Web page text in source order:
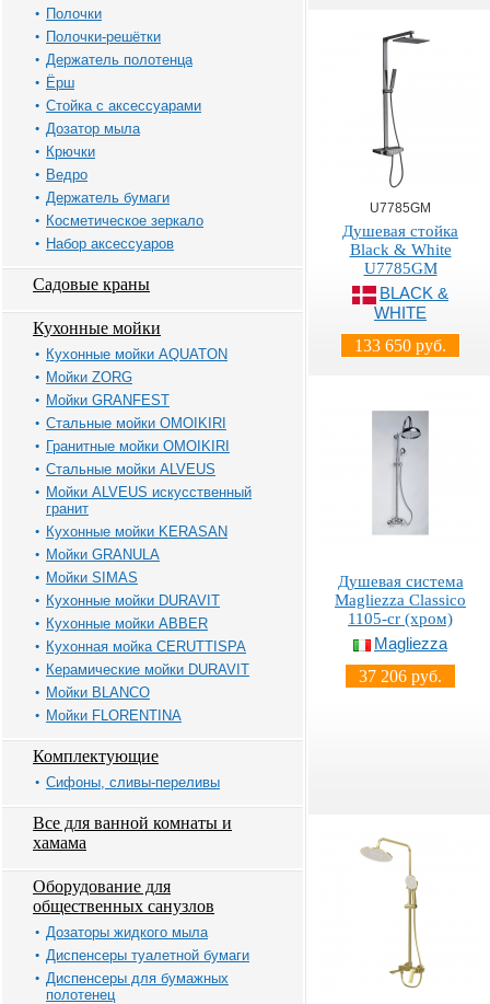
Полочки
Полочки-решётки
Держатель полотенца
Ёрш
Стойка с аксессуарами
Дозатор мыла
Крючки
Ведро
Держатель бумаги
Косметическое зеркало
Набор аксессуаров
Садовые краны
Кухонные мойки
Кухонные мойки AQUATON
Мойки ZORG
Мойки GRANFEST
Стальные мойки OMOIKIRI
Гранитные мойки OMOIKIRI
Стальные мойки ALVEUS
Мойки ALVEUS искусственный
гранит
Кухонные мойки KERASAN
Мойки GRANULA
Мойки SIMAS
Кухонные мойки DURAVIT
Кухонные мойки ABBER
Кухонная мойка CERUTTISPA
Керамические мойки DURAVIT
Мойки BLANCO
Мойки FLORENTINA
Комплектующие
Сифоны, сливы-переливы
Все для ванной комнаты и
хамама
Оборудование для
общественных санузлов
Дозаторы жидкого мыла
Диспенсеры туалетной бумаги
Диспенсеры для бумажных
полотенец
U7785GM
Душевая стойка
Black & White
U7785GM
BLACK &
WHITE
133 650 руб.
Душевая система
Magliezza Classico
1105-cr (хром)
Magliezza
37 206 руб.